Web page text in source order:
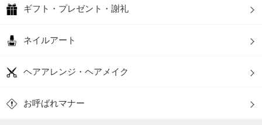
ギフト・プレゼント・謝礼
ネイルアート
ヘアアレンジ・ヘアメイク
お呼ばれマナー